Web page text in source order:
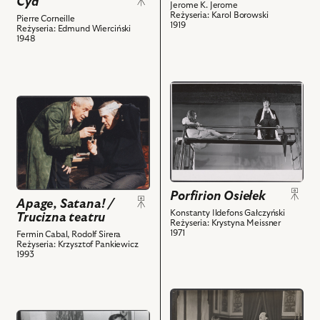
z
nim
Henrietta
Hobbs
Persival
Kingsearl
Władysław
Grabowski
powiązanych
z
nim
obiektów
Jerome K. Jerome
Reżyseria: Karol Borowski
1919
Kreczmar
-
Don
z
obiektów
Pierre Corneille
Reżyseria: Edmund Wierciński
1948
przejdź
do
obiektu
Porfirion
Osiełek,
Na
zdjęciu:
Monika
Sołubianka
-
-
Osiełek
Porfirion Osiełek
Konstanty Ildefons Gałczyński
Reżyseria: Krystyna Meissner
1971
przejdź
obiektu
Apage,
Satana!
Trucizna
teatru,
Na
zdjęciu:
Jan
Apage, Satana! /
Trucizna teatru
Fermin Cabal, Rodolf Sirera
Reżyseria: Krzysztof Pankiewicz
1993
przejdź
przejdź